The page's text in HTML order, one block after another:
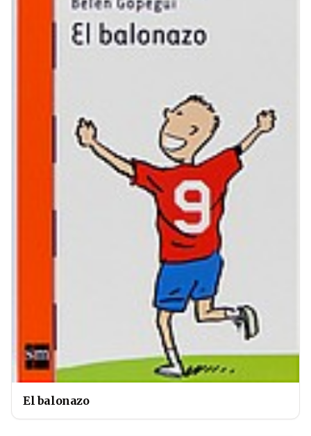
El balonazo